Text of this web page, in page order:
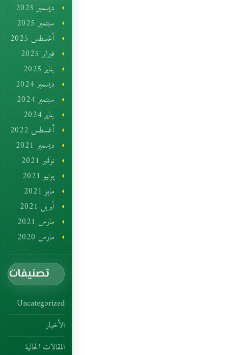
ديسمبر 2025
سبتمبر 2025
أغسطس 2025
فبراير 2025
يناير 2025
ديسمبر 2024
سبتمبر 2024
يناير 2024
أغسطس 2022
ديسمبر 2021
نوفمبر 2021
يونيو 2021
مايو 2021
أبريل 2021
مارس 2021
مارس 2020
تصنيفات
Uncategorized
الأخبار
المقالات الحالية